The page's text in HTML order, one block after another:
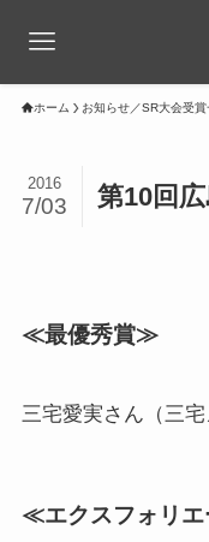
ホーム お知らせ／SR大会受賞
第10回
2016
7/03
≪最優秀賞≫
三宅愛実さん（三宅
≪エクスフォリ